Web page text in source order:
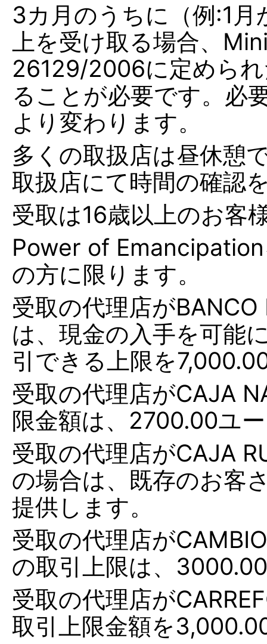
3カ月のうちに（例:1
上を受け取る場合、
26129/2006に定めら
ることが必要です。必
より変わります。
多くの取扱店は昼休憩
取扱店にて時間の確認
受取は16歳以上のお客
Power of
の方に限ります。
受取の代理店が
は、現金の入手を可能
引できる上限を
受取の代理店がCAJA
限金額は、2700.00ユ
受取の代理店がCAJA
の場合は、既存のお客
提供します。
受取の代理店が
の取引上限は、
受取の代理店が
取引上限金額を